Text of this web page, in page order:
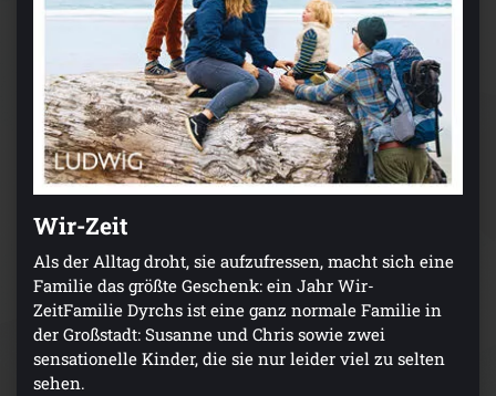
Wir-Zeit
Als der Alltag droht, sie aufzufressen, macht sich eine
Familie das größte Geschenk: ein Jahr Wir-
ZeitFamilie Dyrchs ist eine ganz normale Familie in
der Großstadt: Susanne und Chris sowie zwei
sensationelle Kinder, die sie nur leider viel zu selten
sehen.